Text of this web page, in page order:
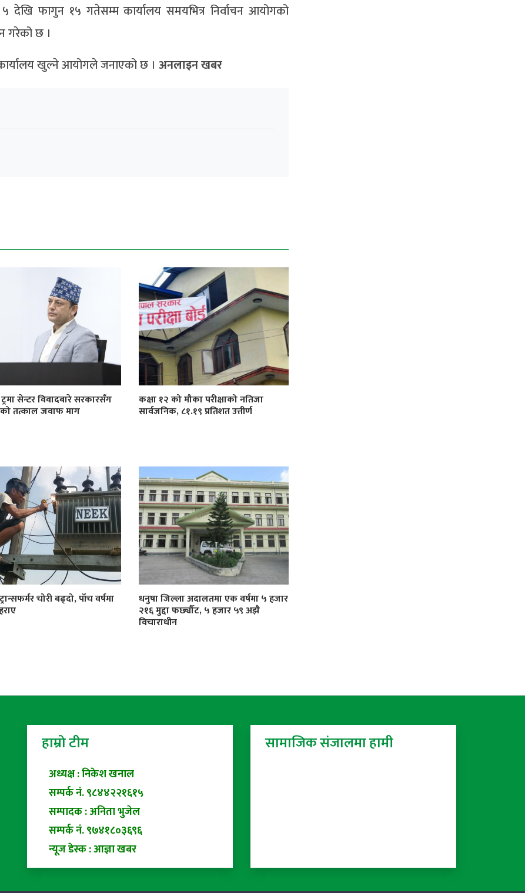
फागुन १५ गतेसम्म कार्यालय समयभित्र निर्वाचन आयोगको
गरेको छ ।
कार्यालय खुल्ने आयोगले जनाएको छ । अनलाइन खबर
सेन्टर विवादबारे सरकारसँग
तत्काल जवाफ माग
कक्षा १२ को मौका परीक्षाको नतिजा
सार्वजनिक, ८१.१९ प्रतिशत उत्तीर्ण
चोरी बढ्दो, पाँच वर्षमा धनुषा जिल्ला अदालतमा एक वर्षमा ५ हजार
२१६ मुद्दा फर्छ्यौट, ५ हजार ५९ अझै
विचाराधीन
हाम्रो टीम
अध्यक्ष : निकेश खनाल
सम्पर्क नं. ९८४४२२१६१५
सम्पादक : अनिता भुजेल
सम्पर्क नं. ९७४१८०३६९६
न्यूज डेस्क : आज्ञा खबर
सामाजिक संजालमा हामी